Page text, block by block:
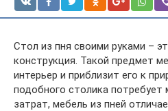
Стол из пня своими руками –
конструкция. Такой предмет
интерьер и приблизит его к
подобного столика
затрат, мебель из пней